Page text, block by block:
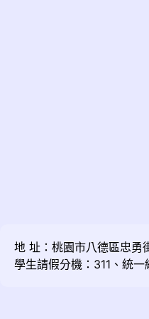
地 址：桃園市八德區忠
學生請假分機：311、統